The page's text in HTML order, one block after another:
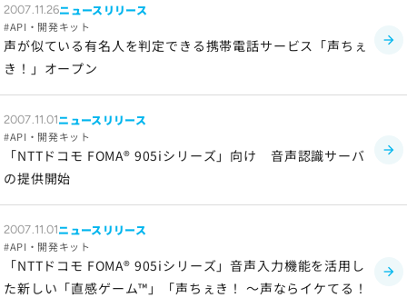
2007.11.26ニュースリリース
API・開発キット
声が似ている有名人を判定できる携帯電話サービス「声ちぇ
き！」オープン
2007.11.01ニュースリリース
API・開発キット
「NTTドコモ FOMA® 905iシリーズ」向け 音声認識サーバ
の提供開始
2007.11.01ニュースリリース
API・開発キット
「NTTドコモ FOMA® 905iシリーズ」音声入力機能を活用し
た新しい「直感ゲーム™」「声ちぇき！ ～声ならイケてる！